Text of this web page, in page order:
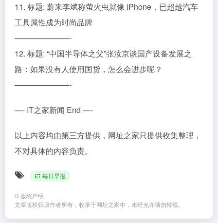
11. 标题: 蔚来李斌称萤火虫就像 iPhone，已超越汽车
工具属性成为时尚品牌
———————-
12. 标题: “中国半导体之父”张汝京谈国产设备发展之
路：如果没有人使用国货，怎么会进步呢？
———————-
—- IT之家新闻 End —-
以上内容均由第三方提供，网址之家只提供收集整理，
不对具体的内容负责。
每日早报
© 版权声明
文章版权归原作者所有，收录于网址之家中，未经允许请勿转载。